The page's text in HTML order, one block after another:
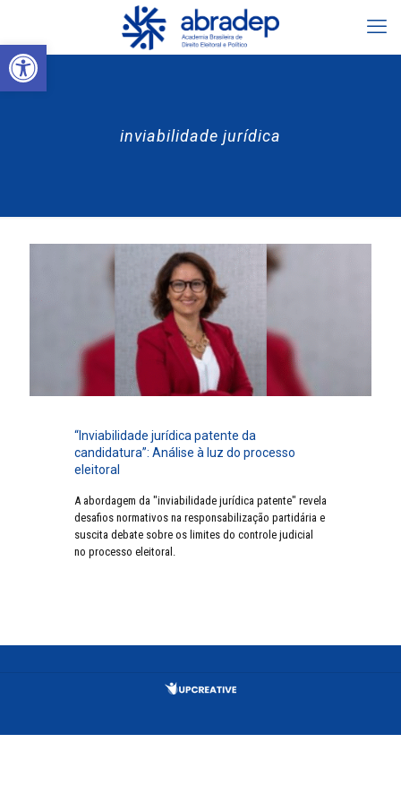
Abrir a barra de ferramentas
inviabilidade jurídica
“Inviabilidade jurídica patente da
candidatura”: Análise à luz do processo
eleitoral
A abordagem da "inviabilidade jurídica patente" revela
desafios normativos na responsabilização partidária e
suscita debate sobre os limites do controle judicial
no processo eleitoral.